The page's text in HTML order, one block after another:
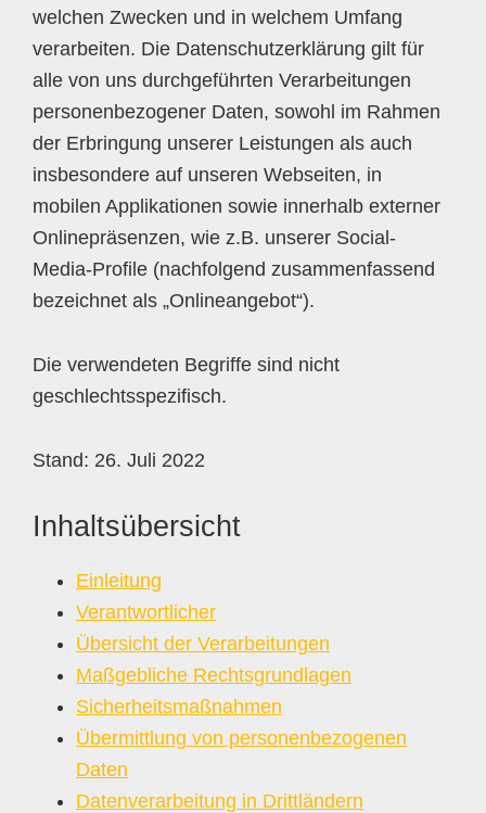
welchen Zwecken und in welchem Umfang
verarbeiten. Die Datenschutzerklärung gilt für
alle von uns durchgeführten Verarbeitungen
personenbezogener Daten, sowohl im Rahmen
der Erbringung unserer Leistungen als auch
insbesondere auf unseren Webseiten, in
mobilen Applikationen sowie innerhalb externer
Onlinepräsenzen, wie z.B. unserer Social-
Media-Profile (nachfolgend zusammenfassend
bezeichnet als „Onlineangebot“).
Die verwendeten Begriffe sind nicht
geschlechtsspezifisch.
Stand: 26. Juli 2022
Inhaltsübersicht
Einleitung
Verantwortlicher
Übersicht der Verarbeitungen
Maßgebliche Rechtsgrundlagen
Sicherheitsmaßnahmen
Übermittlung von personenbezogenen
Daten
Datenverarbeitung in Drittländern